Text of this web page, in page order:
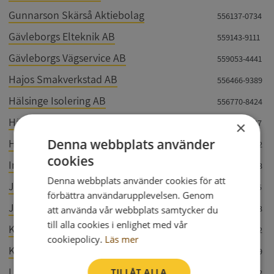
Gunnarson Skärså Aktiebolag 556137-0734
Gävleborgs Elteknik AB 559143-9111
Gävleborgs Vägservice AB 559053-4441
Hajos Smakverkstad AB 556466-9389
Hälsinge Isolering AB 556770-8424
Hälsinge Kaffe & Rosteri AB 559266-9187
Hälsinge Mureri i Söderhamn AB 559230-9032
InstAbud AB 556985-8383
Jonsson Luftbehandling AB 556491-6335
JÖ Skog & Snö AB 556875-5473
Kanonholmen Seafood AB 556480-5942
Kraton Chemical AB 556708-3539
×
Denna webbplats använder
cookies
Denna webbplats använder cookies för att
förbättra användarupplevelsen. Genom
att använda vår webbplats samtycker du
till alla cookies i enlighet med vår
cookiepolicy. Läs mer
TILLÅT ALLA